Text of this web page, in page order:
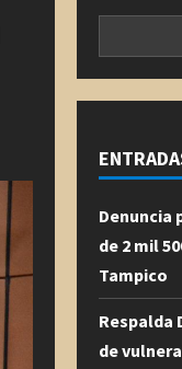
Denuncia
de 2 mil
Tampico
Respalda
de